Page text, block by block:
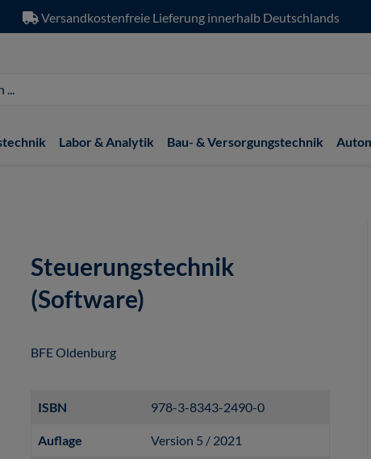
Versandkostenfreie Lieferung innerhalb Deutschlands
Labor & Analytik Bau- & Versorgungstechnik
Steuerungstechnik
(Software)
BFE Oldenburg
ISBN 978-3-8343-2490-0
Auflage Version 5 / 2021